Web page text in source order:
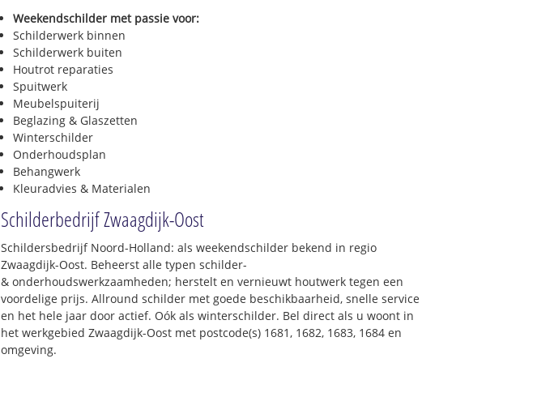
Weekendschilder met passie voor:
Schilderwerk binnen
Schilderwerk buiten
Houtrot reparaties
Spuitwerk
Meubelspuiterij
Beglazing & Glaszetten
Winterschilder
Onderhoudsplan
Behangwerk
Kleuradvies & Materialen
Schilderbedrijf Zwaagdijk-Oost
Schildersbedrijf Noord-Holland: als weekendschilder bekend in regio
Zwaagdijk-Oost. Beheerst alle typen schilder-
& onderhoudswerkzaamheden; herstelt en vernieuwt houtwerk tegen een
voordelige prijs. Allround schilder met goede beschikbaarheid, snelle service
en het hele jaar door actief. Oók als winterschilder. Bel direct als u woont in
het werkgebied Zwaagdijk-Oost met postcode(s) 1681, 1682, 1683, 1684 en
omgeving.